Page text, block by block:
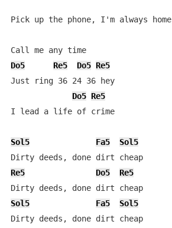
Pick up the phone, I'm always home
Call me any time
Do5
Re5 Do5 Re5
Just ring 36 24 36 hey
Do5 Re5
I lead a life of crime
Sol5 Fa5
Sol5
Dirty deeds, done dirt cheap
Re5
Do5
Re5
Dirty deeds, done dirt cheap
Sol5
Fa5
Sol5
Dirty deeds, done dirt cheap